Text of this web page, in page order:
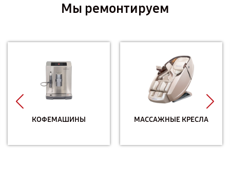
Мы ремонтируем
КОФЕМАШИНЫ МАССАЖНЫЕ КРЕСЛА